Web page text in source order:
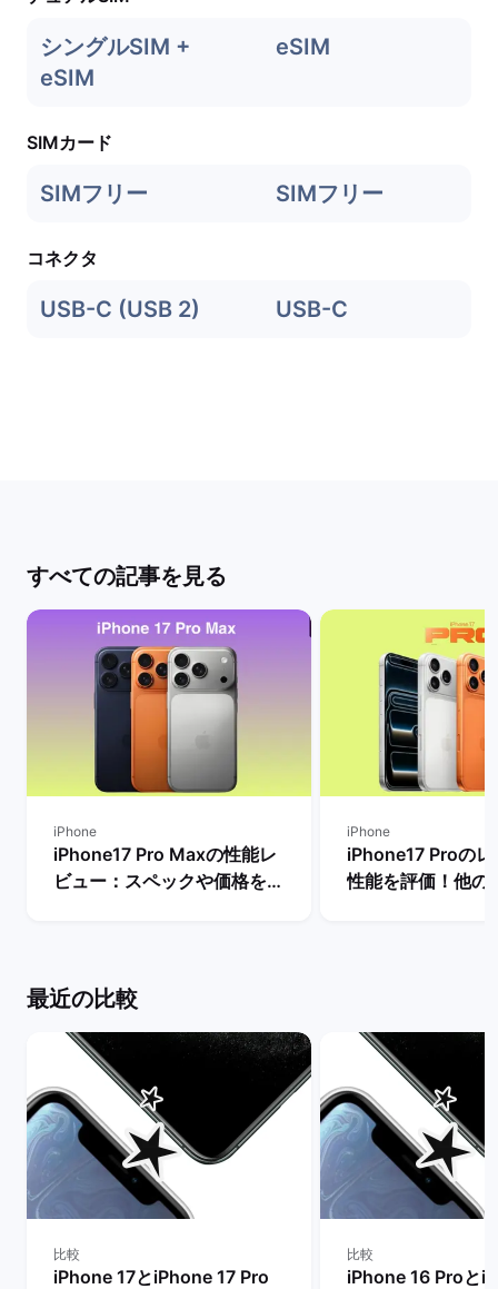
シングルSIM +
eSIM
eSIM
SIMカード
SIMフリー SIMフリー
コネクタ
USB-C (USB 2) USB-C
すべての記事を見る
iPhone
iPhone17 Pro Maxの性能レ
ビュー：スペックや価格を
iPhone
iPhone17 Proのレ
性能を評価！他の
最近の比較
比較
iPhone 17とiPhone 17 Pro
比較
iPhone 16 Proと